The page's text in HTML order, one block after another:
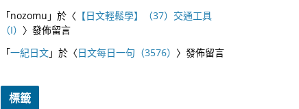
「nozomu 」於〈 【日文輕鬆學】（37）交通工具
（I） 〉發佈留言
「一紀日文」於〈日文每日一句（3576） 〉發佈留言
標籤